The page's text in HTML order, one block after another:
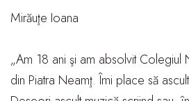
Mirăuţe Ioana
„Am 18 ani şi am absolvit Colegiul
din Piatra Neamţ. Îmi place să